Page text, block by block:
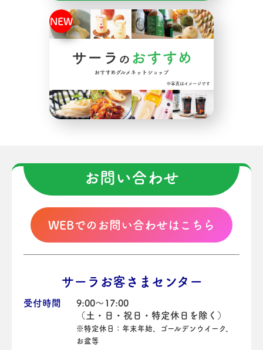
お問い合わせ
WEBでのお問い合わせはこちら
サーラお客さまセンター
受付時間
9:00～17:00
（土・日・祝日・特定休日を除く）
※特定休日：年末年始、ゴールデンウイーク、
お盆等